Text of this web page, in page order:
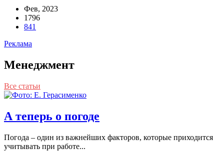
Фев, 2023
1796
841
Реклама
Менеджмент
Все статьи
А теперь о погоде
Пого­да – один из важ­ней­ших фак­то­ров, кото­рые при­хо­дит­ся
учи­ты­вать при рабо­те...